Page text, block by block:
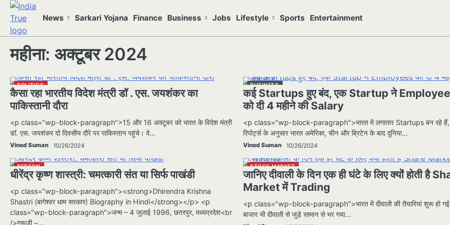
Skip
content
News Sarkari Yojana Finance Business Jobs Lifestyle Sports Entertainment
महीना: अक्टूबर 2024
POLITICS
कैसा रहा भारतीय विदेश मंत्री डॉ . एस. जयशंकर का
पाकिस्तानी दौरा
<p class="wp-block-paragraph">15 और 16 अक्टूबर को भारत के विदेश मंत्री
डॉ. एस. जयशंकर दो दिवसीय दौरे पर पाकिस्तान पहुंचे। वे…
Vinod Suman 10/26/2024
BUSINESS
कई Startups हुए बंद, एक Startup ने
को दी 4 महीने की Salary
<p class="wp-block-paragraph">भारत में लगातार Startups बन रहे हैं,
रिपोर्ट्स के अनुसार भारत अमेरिका, चीन और ब्रिटेन के बाद दुनिया…
Vinod Suman 10/26/2024
PERSON
धीरेंद्र कृष्ण शास्त्री: चमत्कारी संत या सिर्फ पाखंडी
<p class="wp-block-paragraph"><strong>Dhirendra Krishna
Shastri (बागेश्वर धाम सरकार) Biography in Hindi</strong></p> <p
class="wp-block-paragraph">जन्म – 4 जुलाई 1996, छतरपुर, मध्यप्रदेश<br
/>गुरूजी –…
STOCK MARKET
जानिए दीवाली के दिन एक ही घंटे के लिए क्यों होती है
Market में Trading
<p class="wp-block-paragraph">भारत में दीवाली की तैयारियां शुरू हो
बाजार भी दीवाली से जुड़े सामान से भर गया…